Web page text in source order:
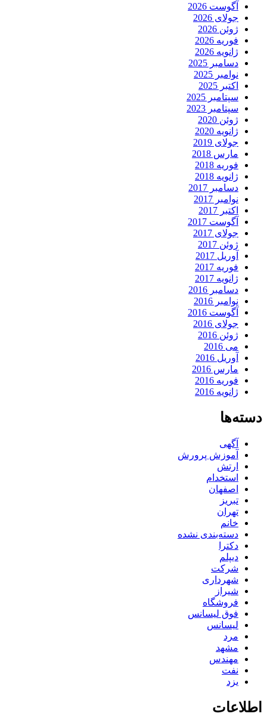
آگوست 2026
جولای 2026
ژوئن 2026
فوریه 2026
ژانویه 2026
دسامبر 2025
نوامبر 2025
اکتبر 2025
سپتامبر 2025
سپتامبر 2023
ژوئن 2020
ژانویه 2020
جولای 2019
مارس 2018
فوریه 2018
ژانویه 2018
دسامبر 2017
نوامبر 2017
اکتبر 2017
آگوست 2017
جولای 2017
ژوئن 2017
آوریل 2017
فوریه 2017
ژانویه 2017
دسامبر 2016
نوامبر 2016
آگوست 2016
جولای 2016
ژوئن 2016
می 2016
آوریل 2016
مارس 2016
فوریه 2016
ژانویه 2016
دسته‌ها
آگهی
آموزش پرورش
ارتش
استخدام
اصفهان
تبریز
تهران
خانم
دسته‌بندی نشده
دکترا
دیپلم
شرکت
شهرداری
شیراز
فروشگاه
فوق لیسانس
لیسانس
مرد
مشهد
مهندس
نفت
یزد
اطلاعات